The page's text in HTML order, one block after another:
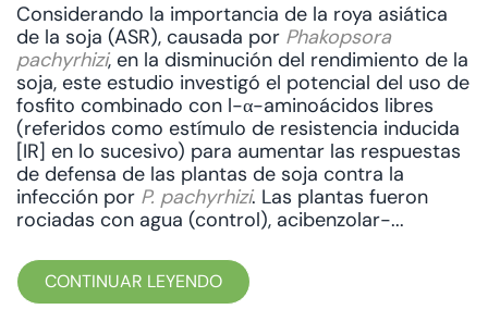
Considerando la importancia de la roya asiática
de la soja (ASR), causada por Phakopsora
pachyrhizi, en la disminución del rendimiento de la
soja, este estudio investigó el potencial del uso de
fosfito combinado con l-α-aminoácidos libres
(referidos como estímulo de resistencia inducida
[IR] en lo sucesivo) para aumentar las respuestas
de defensa de las plantas de soja contra la
infección por P. pachyrhizi. Las plantas fueron
rociadas con agua (control), acibenzolar-...
CONTINUAR LEYENDO